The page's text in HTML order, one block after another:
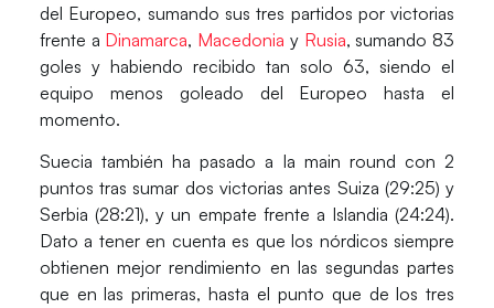
del Europeo, sumando sus tres partidos por victorias
frente a Dinamarca, Macedonia y Rusia, sumando 83
goles y habiendo recibido tan solo 63, siendo el
equipo menos goleado del Europeo hasta el
momento.
Suecia también ha pasado a la main round con 2
puntos tras sumar dos victorias antes Suiza (29:25) y
Serbia (28:21), y un empate frente a Islandia (24:24).
Dato a tener en cuenta es que los nórdicos siempre
obtienen mejor rendimiento en las segundas partes
que en las primeras, hasta el punto que de los tres